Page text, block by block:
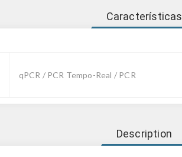
Características
qPCR / PCR Tempo-Real / PCR
Description